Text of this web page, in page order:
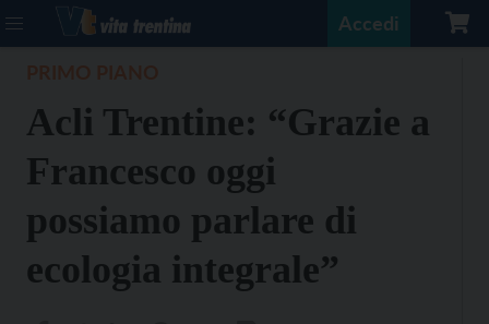
Accedi
Acli Trentine: “Grazie a
Francesco oggi
possiamo parlare di
ecologia integrale”